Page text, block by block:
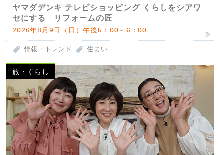
匠 第7弾
ヤマダデンキ テレビショッピング くらしをシアワ
セにする リフォームの匠
2026年8月9日（日）午後5：00～6：00
情報・トレンド 住まい
旅・くらし